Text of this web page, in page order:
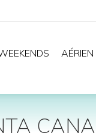
AÉRIEN
CANA